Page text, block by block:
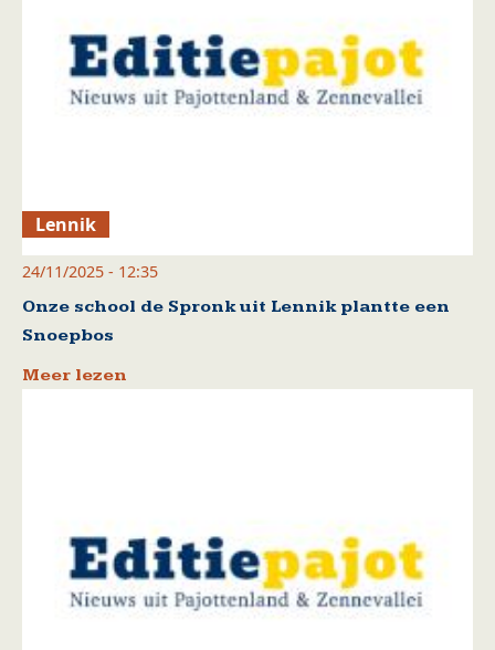
Lennik
24/11/2025 - 12:35
Onze school de Spronk uit Lennik plantte een
Snoepbos
Meer lezen